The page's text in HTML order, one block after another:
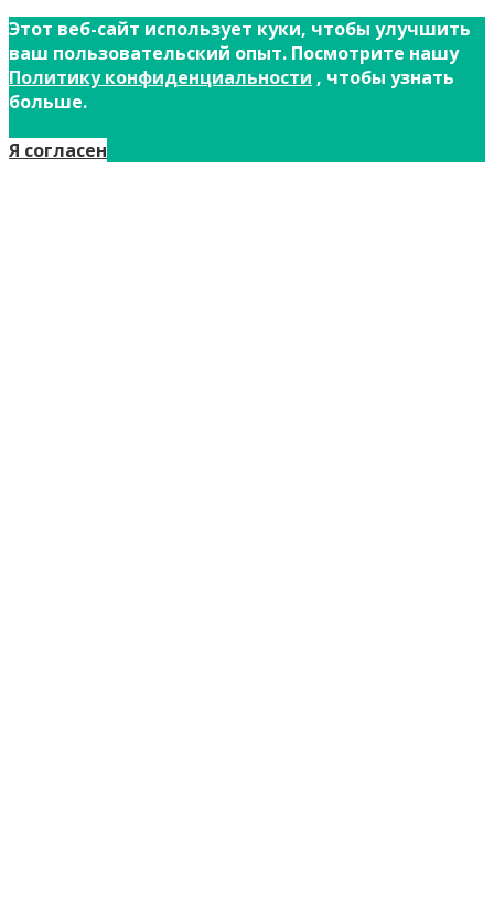
Этот веб-сайт использует куки, чтобы улучшить
ваш пользовательский опыт. Посмотрите нашу
Политику конфиденциальности , чтобы узнать
больше.
Я согласен